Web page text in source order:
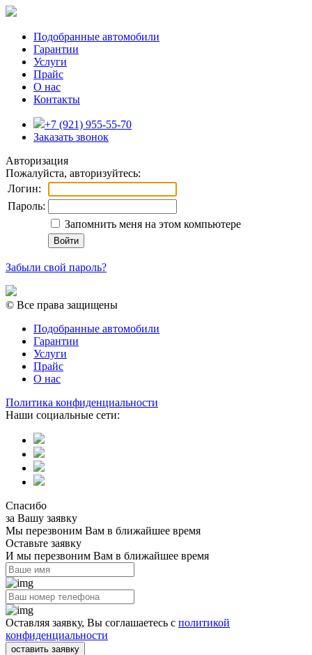
Подобранные автомобили
Гарантии
Услуги
Прайс
О нас
Контакты
+7 (921) 955-55-70
Заказать звонок
Авторизация
Пожалуйста, авторизуйтесь:
Логин:
Пароль:
Запомнить меня на этом компьютере
Забыли свой пароль?
© Все права защищены
Подобранные автомобили
Гарантии
Услуги
Прайс
О нас
Политика конфиденциальности
Наши социальные сети:
Спасибо
за Вашу заявку
Мы перезвоним Вам в ближайшее время
Оставьте заявку
И мы перезвоним Вам в ближайшее время
Оставляя заявку, Вы соглашаетесь с политикой
конфиденциальности
оставить заявку